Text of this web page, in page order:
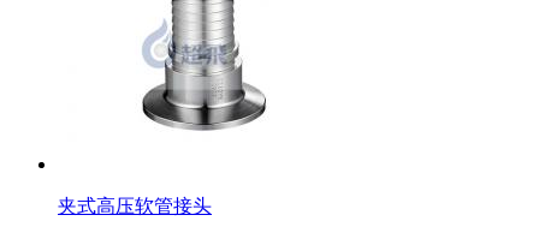
夹式高压软管接头